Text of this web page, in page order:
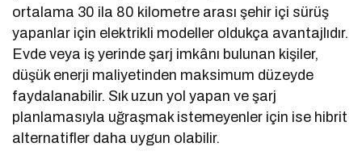
ortalama 30 ila 80 kilometre arası şehir içi sürüş
yapanlar için elektrikli modeller oldukça avantajlıdır.
Evde veya iş yerinde şarj imkânı bulunan kişiler,
düşük enerji maliyetinden maksimum düzeyde
faydalanabilir. Sık uzun yol yapan ve şarj
planlamasıyla uğraşmak istemeyenler için ise hibrit
alternatifler daha uygun olabilir.